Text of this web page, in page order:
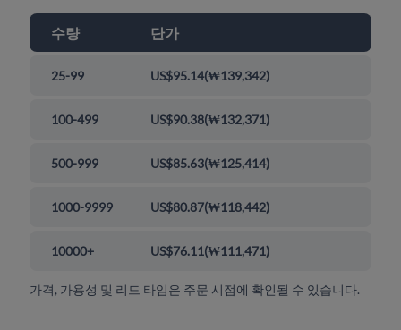
수량 단가
25-99 US$95.14(₩139,342)
100-499 US$90.38(₩132,371)
500-999 US$85.63(₩125,414)
1000-9999 US$80.87(₩118,442)
10000+ US$76.11(₩111,471)
가격, 가용성 및 리드 타임은 주문 시점에 확인될 수 있습니다.